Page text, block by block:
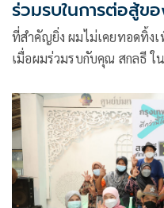
ร่วมรบในการต่อสู้ข
ที่สำคัญยิ่ง ผมไม่เคยทอดทิ้ง
เมื่อผมร่วมรบกับคุณ สกลธี ใ
ลืมแล้วทอดทิ้ง สกลธี ภัททิยกุ
นานกว่า 5 เดือนแล้ว ผมก็ไ